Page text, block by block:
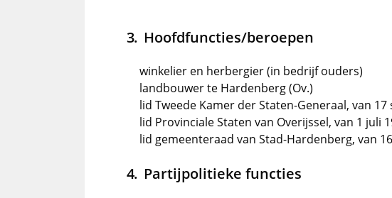
Hoofdfuncties/beroepen
winkelier en herbergier (in bedrijf ouders)
landbouwer te Hardenberg (Ov.)
lid Tweede Kamer der Staten-Generaal, van
lid Provinciale Staten van Overijssel, van 1 juli
lid gemeenteraad van Stad-Hardenberg, van
Partijpolitieke functies